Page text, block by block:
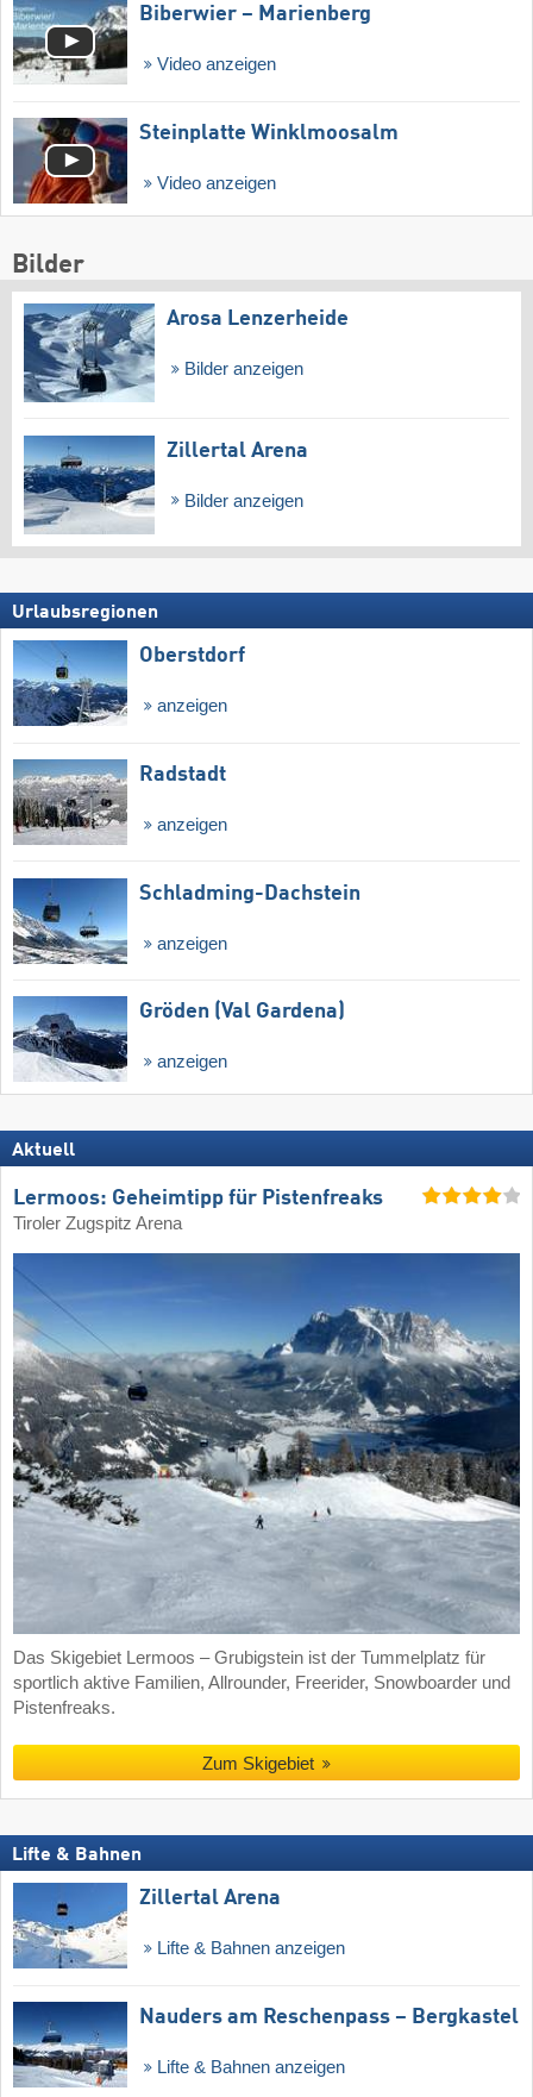
Biberwier – Marienberg
Video anzeigen
Steinplatte Winklmoosalm
Video anzeigen
Bilder
Arosa Lenzerheide
Bilder anzeigen
Zillertal Arena
Bilder anzeigen
Urlaubsregionen
Oberstdorf
anzeigen
Radstadt
anzeigen
Schladming-Dachstein
anzeigen
Gröden (Val Gardena)
anzeigen
Aktuell
Lermoos: Geheimtipp für Pistenfreaks
Tiroler Zugspitz Arena
Das Skigebiet Lermoos – Grubigstein ist der Tummelplatz für
sportlich aktive Familien, Allrounder, Freerider, Snowboarder und
Pistenfreaks.
Zum Skigebiet
Lifte & Bahnen
Zillertal Arena
Lifte & Bahnen anzeigen
Nauders am Reschenpass – Bergkastel
Lifte & Bahnen anzeigen